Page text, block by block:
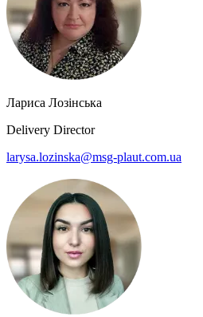
Лариса Лозінська
Delivery Director
larysa.lozinska@msg-plaut.com.ua